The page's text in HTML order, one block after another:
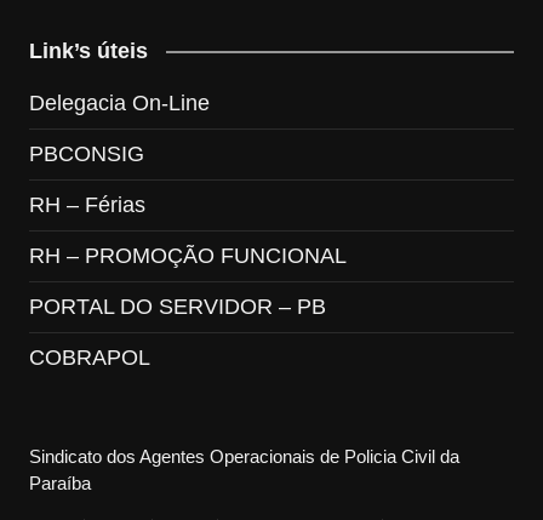
Link’s úteis
Delegacia On-Line
PBCONSIG
RH – Férias
RH – PROMOÇÃO FUNCIONAL
PORTAL DO SERVIDOR – PB
COBRAPOL
Sindicato dos Agentes Operacionais de Policia Civil da
Paraíba